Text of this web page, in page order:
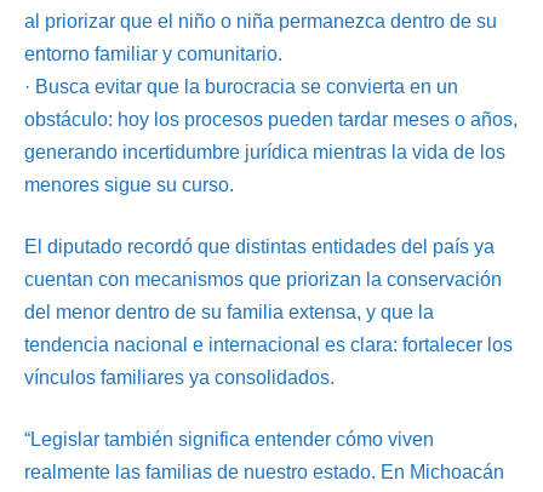
al priorizar que el niño o niña permanezca dentro de su
entorno familiar y comunitario.
· Busca evitar que la burocracia se convierta en un
obstáculo: hoy los procesos pueden tardar meses o años,
generando incertidumbre jurídica mientras la vida de los
menores sigue su curso.
El diputado recordó que distintas entidades del país ya
cuentan con mecanismos que priorizan la conservación
del menor dentro de su familia extensa, y que la
tendencia nacional e internacional es clara: fortalecer los
vínculos familiares ya consolidados.
“Legislar también significa entender cómo viven
realmente las familias de nuestro estado. En Michoacán